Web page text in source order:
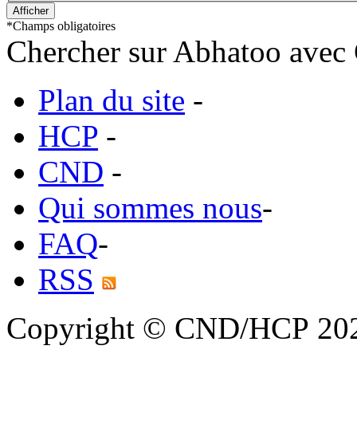
*Champs obligatoires
Chercher sur Abhatoo
Plan du site -
HCP -
CND -
Qui sommes nous-
FAQ-
RSS
Copyright © CND/HCP